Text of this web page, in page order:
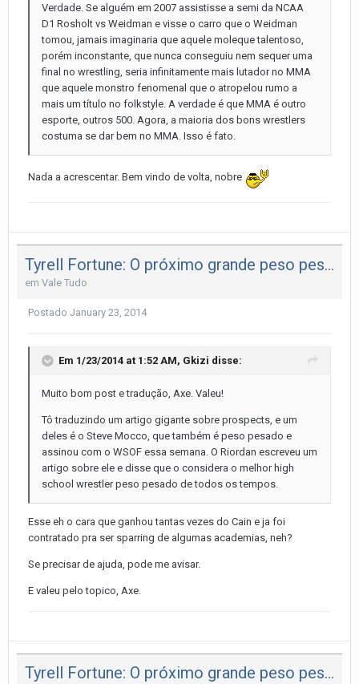
Verdade. Se alguém em 2007 assistisse a semi da NCAA
D1 Rosholt vs Weidman e visse o carro que o Weidman
tomou, jamais imaginaria que aquele moleque talentoso,
porém inconstante, que nunca conseguiu nem sequer uma
final no wrestling, seria infinitamente mais lutador no MMA
que aquele monstro fenomenal que o atropelou rumo a
mais um título no folkstyle. A verdade é que MMA é outro
esporte, outros 500. Agora, a maioria dos bons wrestlers
costuma se dar bem no MMA. Isso é fato.
Nada a acrescentar. Bem vindo de volta, nobre
Tyrell Fortune: O próximo grande peso pesado do MMA
em Vale Tudo
Postado January 23, 2014
Em 1/23/2014 at 1:52 AM, Gkizi disse:
Muito bom post e tradução, Axe. Valeu!
Tô traduzindo um artigo gigante sobre prospects, e um
deles é o Steve Mocco, que também é peso pesado e
assinou com o WSOF essa semana. O Riordan escreveu um
artigo sobre ele e disse que o considera o melhor high
school wrestler peso pesado de todos os tempos.
Esse eh o cara que ganhou tantas vezes do Cain e ja foi
contratado pra ser sparring de algumas academias, neh?
Se precisar de ajuda, pode me avisar.
E valeu pelo topico, Axe.
Tyrell Fortune: O próximo grande peso pesado do MMA